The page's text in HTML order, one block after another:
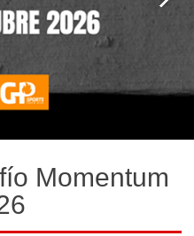
Momentum